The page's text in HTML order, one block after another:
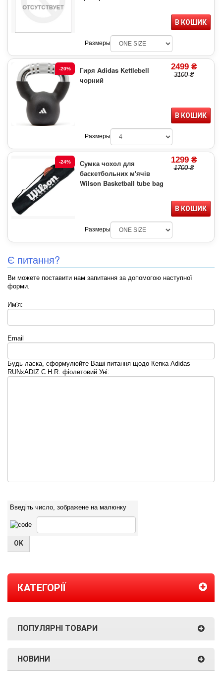
В КОШИК
Размеры
-20%
Гиря Adidas Kettlebell
чорний
2499 ₴
3100 ₴
В КОШИК
Размеры
-24%
Сумка чохол для
баскетбольних м'ячів
Wilson Basketball tube bag
1299 ₴
1700 ₴
В КОШИК
Размеры
Є питання?
Ви можете поставити нам запитання за допомогою наступної
форми.
Им'я:
Email
Будь ласка, сформулюйте Ваші питання щодо Кепка Adidas
RUNxADIZ C H.R. фіолетовий Уні:
Введіть число, зображене на малюнку
КАТЕГОРІЇ
ПОПУЛЯРНІ ТОВАРИ
НОВИНИ